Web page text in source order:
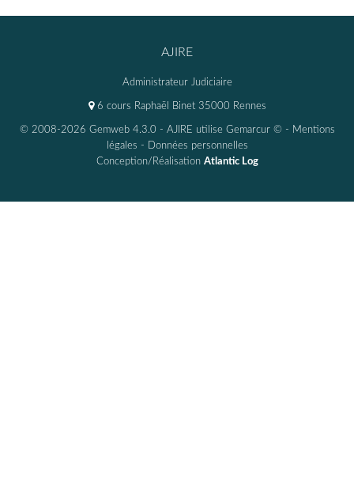
AJIRE
Administrateur Judiciaire
6 cours Raphaël Binet 35000 Rennes
© 2008-2026 Gemweb 4.3.0 - AJIRE utilise Gemarcur © - Mentions
légales - Données personnelles
Conception/Réalisation Atlantic Log